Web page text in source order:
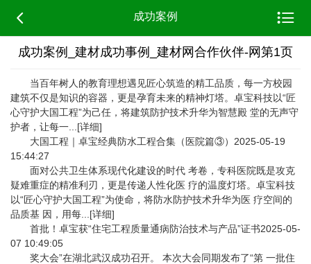
 成功案例 
成功案例_建材成功事例_建材网合作伙伴-网第1页
当百年树人的教育理想遇见匠心筑造的精工品质，每一方校园
建筑不仅是知识的容器，更是孕育未来的精神灯塔。卓宝科技以“匠
心守护大国工程”为己任，将建筑防护技术升华为智慧殿 堂的无声守
护者，让每一...[详细]
大国工程｜卓宝经典防水工程合集（医院篇③）2025-05-19
15:44:27
面对公共卫生体系现代化建设的时代 考卷，专科医院既是攻克
疑难重症的精准利刃，更是传递人性化医 疗的温度灯塔。卓宝科技
以“匠心守护大国工程”为使命，将防水防护技术升华为医 疗空间的
品质基 因，用每...[详细]
首批！卓宝获“住宅工程质量通病防治技术与产品”证书2025-05-
07 10:49:05
奖大会”在湖北武汉成功召开。 本次大会同期发布了“第 一批住